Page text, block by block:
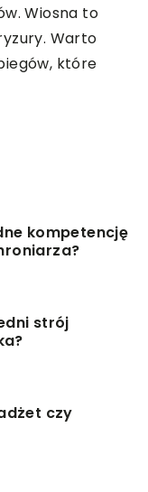
Wiosna to
Warto
które
kompetencję
strój
czy